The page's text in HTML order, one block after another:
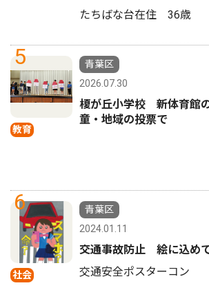
たちばな台在住 36歳
5
教育
青葉区
2026.07.30
榎が丘小学校 新体育館
童・地域の投票で
6
社会
青葉区
2024.01.11
交通事故防止 絵に込め
交通安全ポスターコン